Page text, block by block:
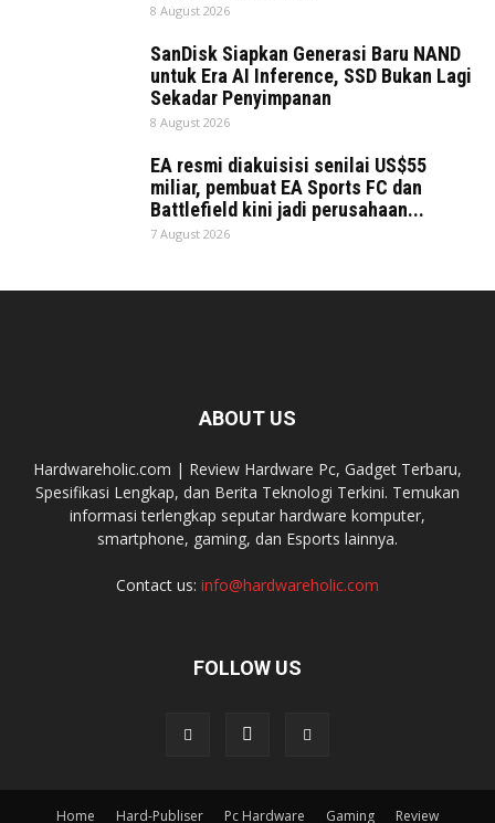
8 August 2026
SanDisk Siapkan Generasi Baru NAND
untuk Era AI Inference, SSD Bukan Lagi
Sekadar Penyimpanan
8 August 2026
EA resmi diakuisisi senilai US$55
miliar, pembuat EA Sports FC dan
Battlefield kini jadi perusahaan...
7 August 2026
ABOUT US
Hardwareholic.com | Review Hardware Pc, Gadget Terbaru,
Spesifikasi Lengkap, dan Berita Teknologi Terkini. Temukan
informasi terlengkap seputar hardware komputer,
smartphone, gaming, dan Esports lainnya.
Contact us: info@hardwareholic.com
FOLLOW US
Home Hard-Publiser Pc Hardware Gaming Review